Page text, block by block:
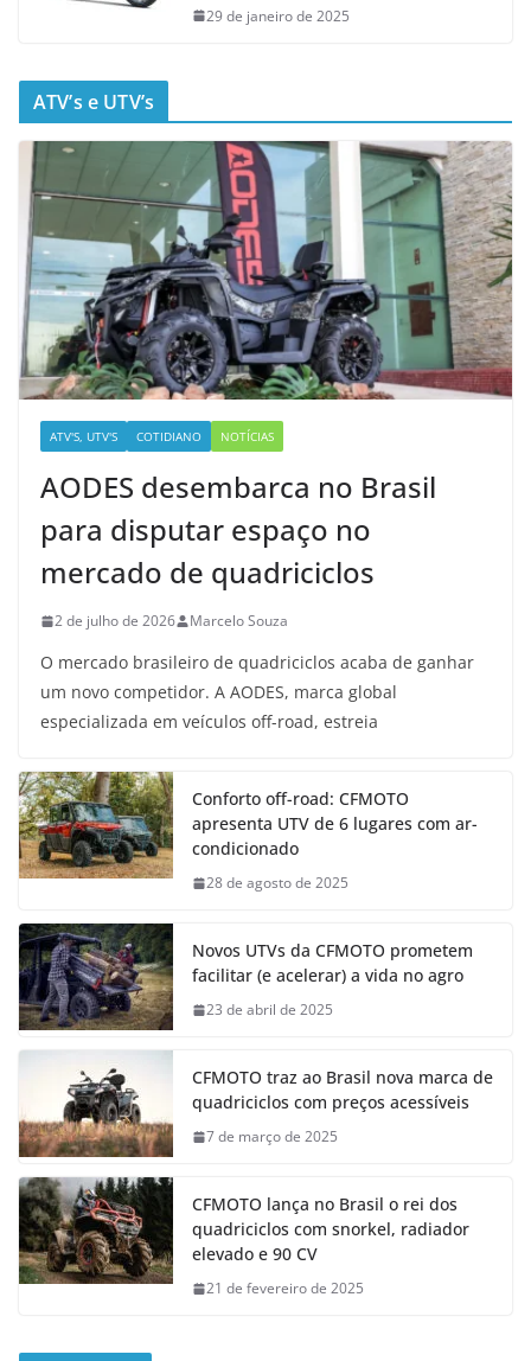
29 de janeiro de 2025
ATV’s e UTV’s
ATV'S, UTV'S COTIDIANO NOTÍCIAS
AODES desembarca no Brasil
para disputar espaço no
mercado de quadriciclos
2 de julho de 2026 Marcelo Souza
O mercado brasileiro de quadriciclos acaba de ganhar
um novo competidor. A AODES, marca global
especializada em veículos off-road, estreia
Conforto off-road: CFMOTO
apresenta UTV de 6 lugares com ar-
condicionado
28 de agosto de 2025
Novos UTVs da CFMOTO prometem
facilitar (e acelerar) a vida no agro
23 de abril de 2025
CFMOTO traz ao Brasil nova marca de
quadriciclos com preços acessíveis
7 de março de 2025
CFMOTO lança no Brasil o rei dos
quadriciclos com snorkel, radiador
elevado e 90 CV
21 de fevereiro de 2025